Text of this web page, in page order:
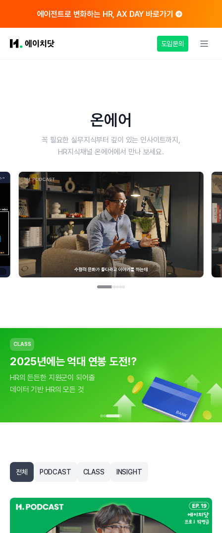
에이전트로 변화하는 HR, AX DAY 바로가기
도입문의
온에어
꼭 필요한 실무지식부터 깊이 있는 인사이트까지,
HR지식채널 온에어에서 만나 보세요.
CLASS
마이크로소프트 조직문화 들여보기
데이터 기반 HR과 함께
억대 연봉에 도전하세요
CLASS
2025년에는 억대 연봉 도전!?
HR의 든든한 지원군이 되어줄
데이터 기반 HR의 모든 것
CLASS
데이터 기반 HR의 모든 것
근거 없는 HR은 이제 그만!
데이터 기반 HR 시작하기
전체 PODCAST CLASS INSIGHT